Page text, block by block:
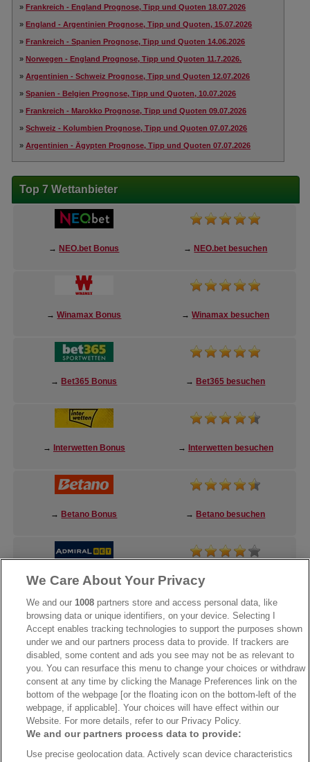
» Frankreich - England Prognose, Tipp und Quoten 18.07.2026
» England - Argentinien Prognose, Tipp und Quoten, 15.07.2026
» Frankreich - Spanien Prognose, Tipp und Quoten 14.06.2026
» Norwegen - England Prognose, Tipp und Quoten 11.7.2026.
»Argentinien - Schweiz Prognose, Tipp und Quoten 12.07.2026
»Spanien - Belgien Prognose, Tipp und Quoten, 10.07.2026
» Frankreich - Marokko Prognose, Tipp und Quoten 09.07.2026
»Schweiz - Kolumbien Prognose, Tipp und Quoten 07.07.2026
»Argentinien - Ägypten Prognose, Tipp und Quoten 07.07.2026
Top 7 Wettanbieter
→ NEO.bet Bonus → NEO.bet besuchen
→Winamax Bonus →Winamax besuchen
→ Bet365 Bonus → Bet365 besuchen
→ Interwetten Bonus → Interwetten besuchen
→ Betano Bonus → Betano besuchen
→AdmiralBet Bonus →AdmiralBet besuchen
→Bwin Bonus →Bwin besuchen
We Care About Your Privacy
We and our1008 partners store and access personal data, like
browsing data or unique identifiers, on your device. Selecting I
Accept enables tracking technologies to support the purposes shown
under we and our partners process data to provide. If trackers are
disabled, some content and ads you see may not be as relevant to
you. You can resurface this menu to change your choices or withdraw
consent at any time by clicking the Manage Preferences link on the
bottom of the webpage [or the floating icon on the bottom-left of the
webpage, if applicable]. Your choices will have effect within our
Website. For more details, refer to our Privacy Policy.
We and our partners process data to provide:
Use precise geolocation data. Actively scan device characteristics